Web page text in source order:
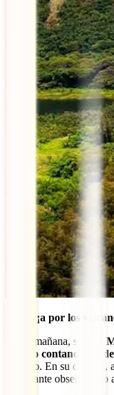
Día 8: ¡a por los
Por la mañana, sube al
mundo contando
sagrado. En su cumbre,
importante observatorio